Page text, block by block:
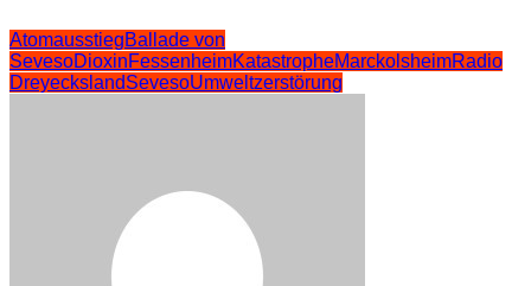
AtomausstiegBallade von
SevesoDioxinFessenheimKatastropheMarckolsheimRadio
DreyeckslandSevesoUmweltzerstörung